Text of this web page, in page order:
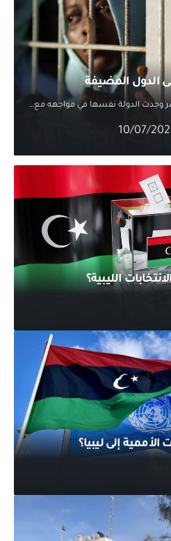
الدول المضيفة
وجدت الدولة نفسها في مواجهه مع…
10/07/
الليبية؟
إلى ليبيا؟